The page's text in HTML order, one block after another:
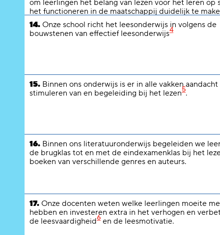
om leerlingen het belang van lezen voor het leren op
het functioneren in de maatschappij duidelijk te
14. Onze school richt het leesonderwijs in volgens de
bouwstenen van effectief leesonderwijs4
15. Binnen ons onderwijs is er in alle vakken
stimuleren van en begeleiding bij het lezen5.
16. Binnen ons literatuuronderwijs begeleiden we
de brugklas tot en met de eindexamenklas bij het
boeken van verschillende genres en auteurs.
17. Onze docenten weten welke leerlingen moeite
hebben en investeren extra in het verhogen en
de leesvaardigheid6 en de leesmotivatie.